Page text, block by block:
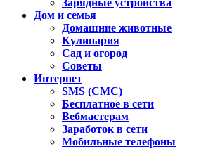
Зарядные устройства
Дом и семья
Домашние животные
Кулинария
Сад и огород
Советы
Интернет
SMS (СМС)
Бесплатное в сети
Вебмастерам
Заработок в сети
Мобильные телефоны